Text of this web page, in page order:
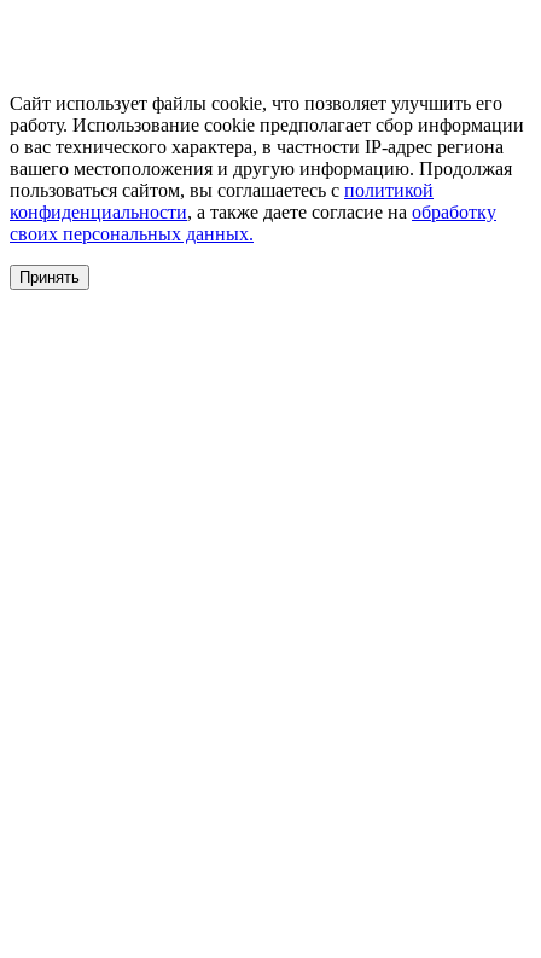
Сайт использует файлы cookie, что позволяет улучшить его
работу. Использование cookie предполагает сбор информации
о вас технического характера, в частности IP-адрес региона
вашего местоположения и другую информацию. Продолжая
пользоваться сайтом, вы соглашаетесь с политикой
конфиденциальности, а также даете согласие на обработку
своих персональных данных.
Принять